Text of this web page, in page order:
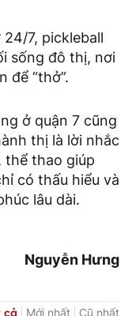
7, pickleball
sống đô thị, nơi
để “thở”.
ở quận 7 cũng
thị là lời nhắc
thể thao giúp
có thấu hiểu và
lâu dài.
Nguyễn Hưng
cả Mới nhất Cũ nhất